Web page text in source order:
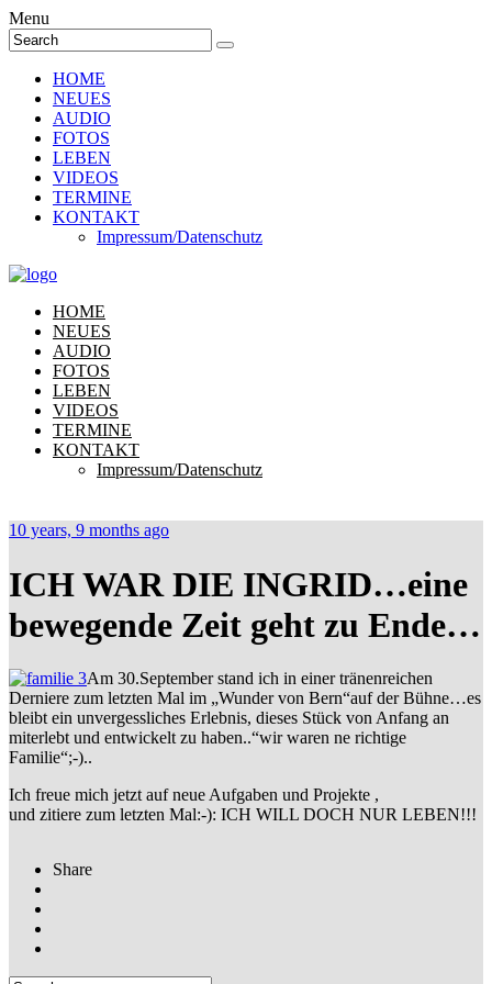
Menu
HOME
NEUES
AUDIO
FOTOS
LEBEN
VIDEOS
TERMINE
KONTAKT
Impressum/Datenschutz
HOME
NEUES
AUDIO
FOTOS
LEBEN
VIDEOS
TERMINE
KONTAKT
Impressum/Datenschutz
10 years, 9 months ago
ICH WAR DIE INGRID…eine
bewegende Zeit geht zu Ende…
Am 30.September stand ich in einer tränenreichen
Derniere zum letzten Mal im „Wunder von Bern“auf der Bühne…es
bleibt ein unvergessliches Erlebnis, dieses Stück von Anfang an
miterlebt und entwickelt zu haben..“wir waren ne richtige
Familie“;-)..
Ich freue mich jetzt auf neue Aufgaben und Projekte ,
und zitiere zum letzten Mal:-): ICH WILL DOCH NUR LEBEN!!!
Share